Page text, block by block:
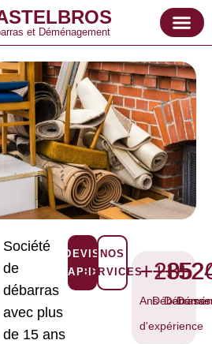
et Déménagement
Société
de
débarras
avec plus
de 15 ans
DEVIS
RAPIDE
NOS
SERVICES+20
Ans
d'expérience
+35
Débarras